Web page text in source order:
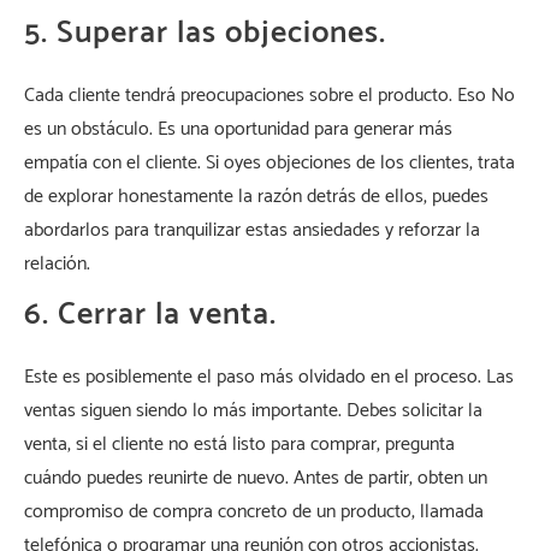
5. Superar las objeciones.
Cada cliente tendrá preocupaciones sobre el producto. Eso No
es un obstáculo. Es una oportunidad para generar más
empatía con el cliente. Si oyes objeciones de los clientes, trata
de explorar honestamente la razón detrás de ellos, puedes
abordarlos para tranquilizar estas ansiedades y reforzar la
relación.
6. Cerrar la venta.
Este es posiblemente el paso más olvidado en el proceso. Las
ventas siguen siendo lo más importante. Debes solicitar la
venta, si el cliente no está listo para comprar, pregunta
cuándo puedes reunirte de nuevo. Antes de partir, obten un
compromiso de compra concreto de un producto, llamada